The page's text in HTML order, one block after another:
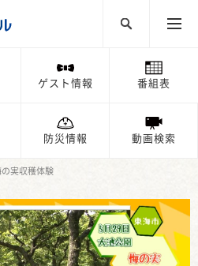
ゲスト情報 番組表
防災情報 動画検索
の実収穫体験